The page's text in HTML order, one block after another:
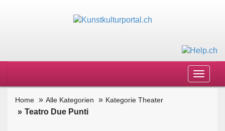
Toggle
Home Alle Kategorien Kategorie Theater
Teatro Due Punti